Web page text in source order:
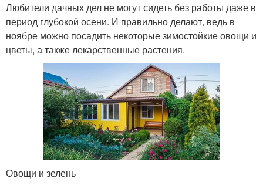
Любители дачных дел не могут сидеть без работы даже в
период глубокой осени. И правильно делают, ведь в
ноябре можно посадить некоторые зимостойкие овощи и
цветы, а также лекарственные растения.
Овощи и зелень